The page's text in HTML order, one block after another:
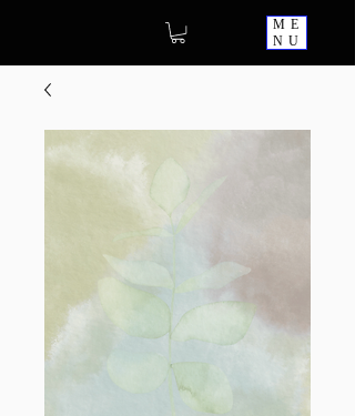
ME
NU